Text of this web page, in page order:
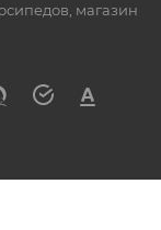
магазин